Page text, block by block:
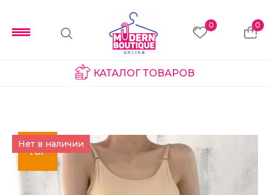
0 0
КАТАЛОГ ТОВАРОВ
Нет в наличии